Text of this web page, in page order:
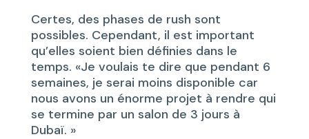
Certes, des phases de rush sont
possibles. Cependant, il est important
qu’elles soient bien définies dans le
temps. «Je voulais te dire que pendant 6
semaines, je serai moins disponible car
nous avons un énorme projet à rendre qui
se termine par un salon de 3 jours à
Dubaï. »